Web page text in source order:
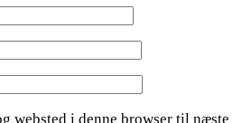
websted i denne browser til næste